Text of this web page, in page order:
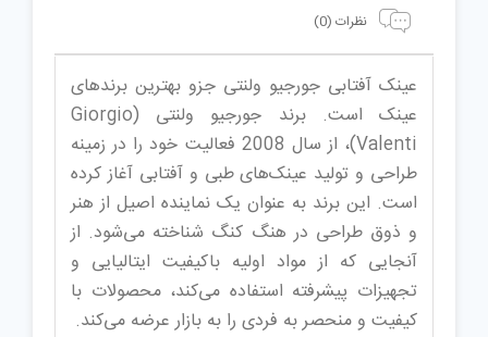
نظرات (0)
عینک آفتابی جورجیو ولنتی جزو بهترین برندهای
عینک است. برند جورجیو ولنتی (Giorgio
Valenti)، از سال 2008 فعالیت خود را در زمینه
طراحی و تولید عینک‌های طبی و آفتابی آغاز کرده
است. این برند به عنوان یک نماینده اصیل از هنر
و ذوق طراحی در هنگ کنگ شناخته می‌شود. از
آنجایی که از مواد اولیه باکیفیت ایتالیایی و
تجهیزات پیشرفته استفاده می‌کند، محصولات با
کیفیت و منحصر به فردی را به بازار عرضه می‌کند.